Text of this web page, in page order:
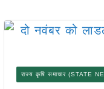
राज्य कृषि समाचार (STATE